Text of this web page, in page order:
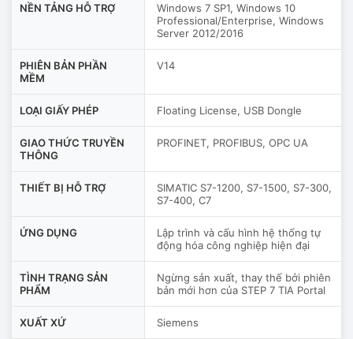
NỀN TẢNG HỖ TRỢ
Windows 7 SP1, Windows 10
Professional/Enterprise, Windows
Server 2012/2016
PHIÊN BẢN PHẦN
MỀM
V14
LOẠI GIẤY PHÉP Floating License, USB Dongle
GIAO THỨC TRUYỀN
THÔNG
PROFINET, PROFIBUS, OPC UA
THIẾT BỊ HỖ TRỢ
SIMATIC S7-1200, S7-1500, S7-300,
S7-400, C7
ỨNG DỤNG
Lập trình và cấu hình hệ thống tự
động hóa công nghiệp hiện đại
TÌNH TRẠNG SẢN
PHẨM
Ngừng sản xuất, thay thế bởi phiên
bản mới hơn của STEP 7 TIA Portal
XUẤT XỨ Siemens